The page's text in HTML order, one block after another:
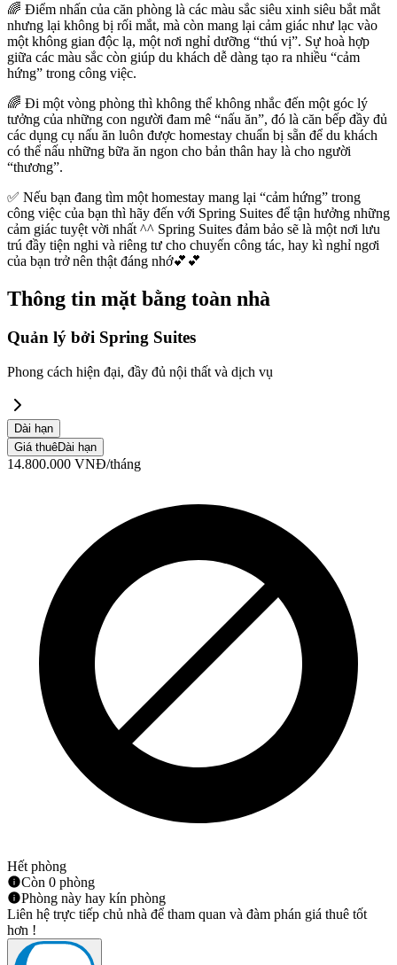
🌈 Điểm nhấn của căn phòng là các màu sắc siêu xinh siêu bắt mắt
nhưng lại không bị rối mắt, mà còn mang lại cảm giác như lạc vào
một không gian độc lạ, một nơi nghỉ dưỡng “thú vị”. Sự hoà hợp
giữa các màu sắc còn giúp du khách dễ dàng tạo ra nhiều “cảm
hứng” trong công việc.
🌈 Đi một vòng phòng thì không thể không nhắc đến một góc lý
tưởng của những con người đam mê “nấu ăn”, đó là căn bếp đầy đủ
các dụng cụ nấu ăn luôn được homestay chuẩn bị sẵn để du khách
có thể nấu những bữa ăn ngon cho bản thân hay là cho người
“thương”.
✅ Nếu bạn đang tìm một homestay mang lại “cảm hứng” trong
công việc của bạn thì hãy đến với Spring Suites để tận hưởng những
cảm giác tuyệt vời nhất ^^ Spring Suites đảm bảo sẽ là một nơi lưu
trú đầy tiện nghi và riêng tư cho chuyến công tác, hay kì nghỉ ngơi
của bạn trở nên thật đáng nhớ💕💕
Thông tin mặt bằng toàn nhà
Quản lý bởi Spring Suites
Phong cách hiện đại, đầy đủ nội thất và dịch vụ
Dài hạn
Giá thuêDài hạn
14.800.000 VNĐ/tháng
Hết phòng
Còn 0 phòng
Phòng này hay kín phòng
Liên hệ trực tiếp chủ nhà để tham quan và đàm phán giá thuê tốt
hơn !